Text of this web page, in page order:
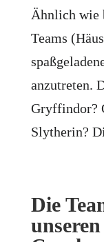
Ähnlich wie
Teams
anzutreten.
Gryffindor?
Slytherin?
Die